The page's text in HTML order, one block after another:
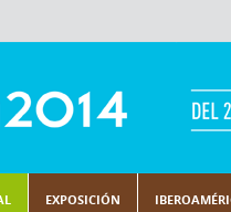
EXPOSICIÓN